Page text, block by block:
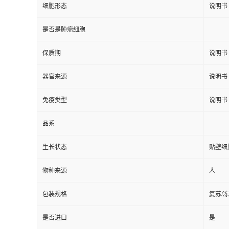
细胞形态 说明书
是否是肿瘤细胞
保质期 说明书
器官来源 说明书
免疫类型 说明书
品系
生长状态 贴壁细
物种来源 人
包装规格 复苏/
是否进口 是